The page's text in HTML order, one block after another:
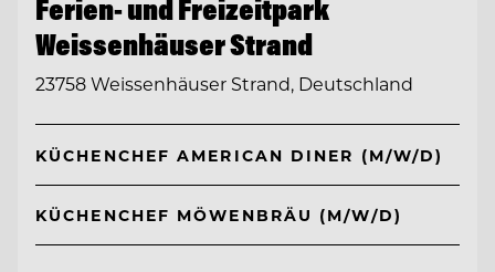
Ferien- und Freizeitpark
Weissenhäuser Strand
23758 Weissenhäuser Strand, Deutschland
KÜCHENCHEF AMERICAN DINER (M/W/D)
KÜCHENCHEF MÖWENBRÄU (M/W/D)